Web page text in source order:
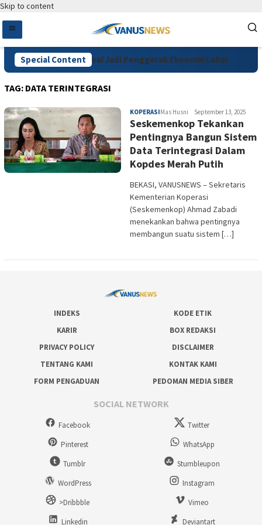
Skip to content
Special Content
Wamena Coffee Festival Jadi Penggerak Ekonomi Lokal
TAG: DATA TERINTEGRASI
KOPERASIMas Husni September 13, 2025
Seskemenkop Tekankan
Pentingnya Bangun Sistem
Data Terintegrasi Dalam
Kopdes Merah Putih
BEKASI, VANUSNEWS – Sekretaris
Kementerian Koperasi
(Seskemenkop) Ahmad Zabadi
menekankan bahwa pentingnya
membangun suatu sistem […]
INDEKS
KODE ETIK
KARIR
BOX REDAKSI
PRIVACY POLICY
DISCLAIMER
TENTANG KAMI
KONTAK KAMI
FORM PENGADUAN
PEDOMAN MEDIA SIBER
SOCIAL NETWORK
Facebook
Twitter
Pinterest
WhatsApp
Tumblr
Stumbleupon
WordPress
Instagram
>Dribbble
Vimeo
Linkedin
Deviantart